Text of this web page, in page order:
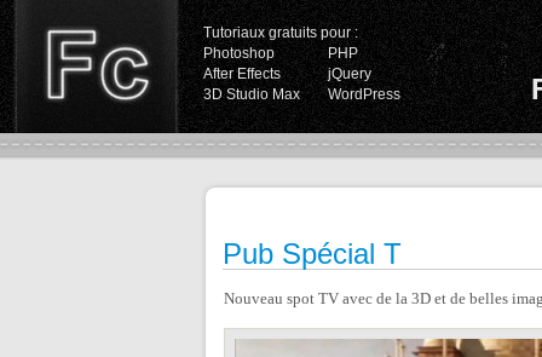
Tutoriaux gratuits pour :
Photoshop
PHP
After Effects
jQuery
3D Studio Max
WordPress
Pub Spécial T
Nouveau spot TV avec de la 3D et de belles